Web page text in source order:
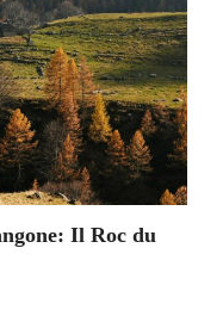
Il Roc du